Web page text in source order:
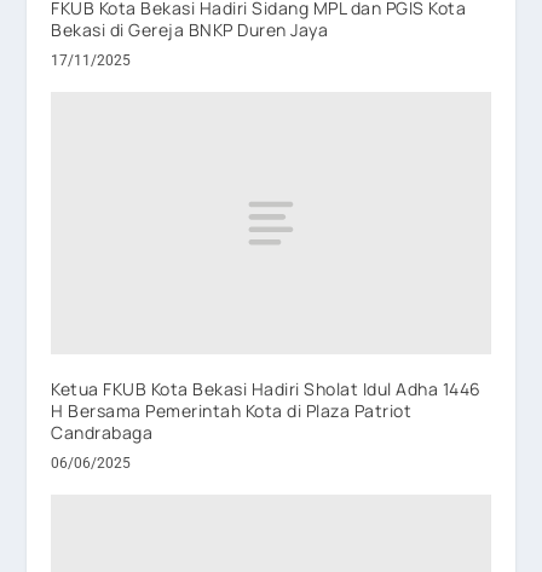
FKUB Kota Bekasi Hadiri Sidang MPL dan PGIS Kota
Bekasi di Gereja BNKP Duren Jaya
17/11/2025
Ketua FKUB Kota Bekasi Hadiri Sholat Idul Adha 1446
H Bersama Pemerintah Kota di Plaza Patriot
Candrabaga
06/06/2025